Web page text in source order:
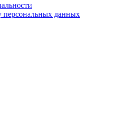
персональных данных